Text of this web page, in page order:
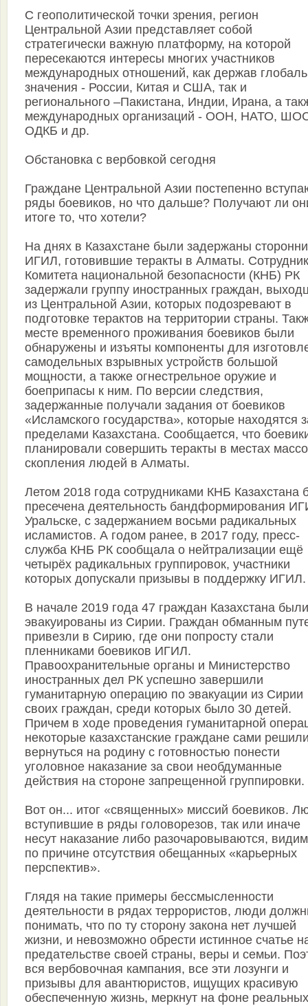
С геополитической точки зрения, регион
Центральной Азии представляет собой
стратегически важную платформу, на которой
пересекаются интересы многих участников
международных отношений, как держав
значения - России, Китая и США, так и
регионального –Пакистана, Индии, Ирана, а
международных организаций - ООН, НАТО,
ОДКБ и др.
Обстановка с вербовкой сегодня
Граждане Центральной Азии постепенно
ряды боевиков, но что дальше? Получают ли
итоге то, что хотели?
На днях в Казахстане были задержаны
ИГИЛ, готовившие теракты в Алматы.
Комитета национальной безопасности (КНБ) РК
задержали группу иностранных граждан,
из Центральной Азии, которых подозревают в
подготовке терактов на территории страны.
месте временного проживания боевиков были
обнаружены и изъяты компоненты для
самодельных взрывных устройств большой
мощности, а также огнестрельное оружие и
боеприпасы к ним. По версии следствия,
задержанные получали задания от боевиков
«Исламского государства», которые находятся
пределами Казахстана. Сообщается, что
планировали совершить теракты в местах
скопления людей в Алматы.
Летом 2018 года сотрудниками КНБ Казахстана
пресечена деятельность бандформирования
Уральске, с задержанием восьми радикальных
исламистов. А годом ранее, в 2017 году, пресс-
служба КНБ РК сообщала о нейтрализации ещё
четырёх радикальных группировок, участники
которых допускали призывы в поддержку ИГИЛ.
В начале 2019 года 47 граждан Казахстана были
эвакуированы из Сирии. Граждан обманным
привезли в Сирию, где они попросту стали
пленниками боевиков ИГИЛ.
Правоохранительные органы и Министерство
иностранных дел РК успешно завершили
гуманитарную операцию по эвакуации из Сирии
своих граждан, среди которых было 30 детей.
Причем в ходе проведения гуманитарной
некоторые казахстанские граждане сами
вернуться на родину с готовностью понести
уголовное наказание за свои необдуманные
действия на стороне запрещенной группировки.
Вот он... итог «священных» миссий боевиков.
вступившие в ряды головорезов, так или иначе
несут наказание либо разочаровываются,
по причине отсутствия обещанных «карьерных
перспектив».
Глядя на такие примеры бессмысленности
деятельности в рядах террористов, люди
понимать, что по ту сторону закона нет лучшей
жизни, и невозможно обрести истинное счатье
предательстве своей страны, веры и семьи.
вся вербовочная кампания, все эти лозунги и
призывы для авантюристов, ищущих красивую
обеспеченную жизнь, меркнут на фоне реальных